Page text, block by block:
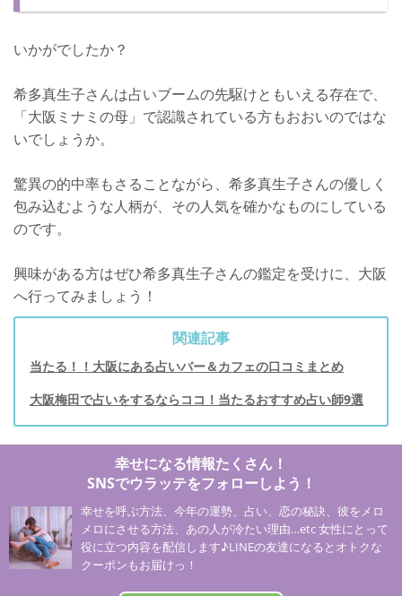
いかがでしたか？
希多真生子さんは占いブームの先駆けともいえる存在で、
「大阪ミナミの母」で認識されている方もおおいのではな
いでしょうか。
驚異の的中率もさることながら、希多真生子さんの優しく
包み込むような人柄が、その人気を確かなものにしている
のです。
興味がある方はぜひ希多真生子さんの鑑定を受けに、大阪
へ行ってみましょう！
関連記事
当たる！！大阪にある占いバー＆カフェの口コミまとめ
大阪梅田で占いをするならココ！当たるおすすめ占い師9選
幸せになる情報たくさん！
SNSでウラッテをフォローしよう！
幸せを呼ぶ方法、今年の運勢、占い、恋の秘訣、彼をメロ
メロにさせる方法、あの人が冷たい理由…etc 女性にとって
役に立つ内容を配信します♪LINEの友達になるとオトクな
クーポンもお届けっ！